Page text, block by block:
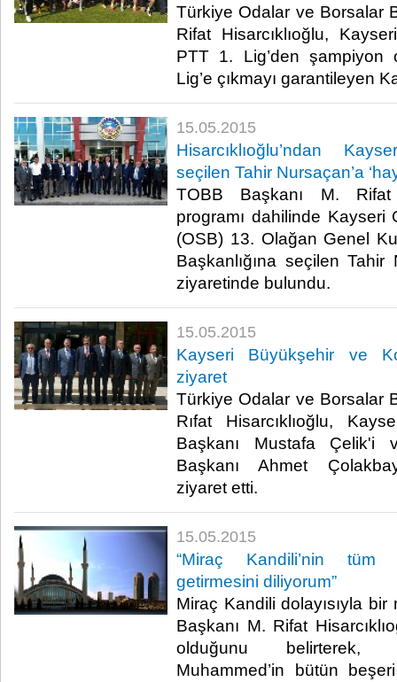
Türkiye Odalar ve Borsalar
Rifat Hisarcıklıoğlu,
PTT 1. Lig’den şampiyon
Lig’e çıkmayı garantileyen
15.05.2015
Hisarcıklıoğlu’ndan
seçilen Tahir Nursaçan’a
TOBB Başkanı M. Rifat
programı dahilinde
(OSB) 13. Olağan Genel
Başkanlığına seçilen Tahir
ziyaretinde bulundu.​
15.05.2015
Kayseri Büyükşehir ve
ziyaret
Türkiye Odalar ve Borsalar
Rıfat Hisarcıklıoğlu,
Başkanı Mustafa Çelik'i
Başkanı Ahmet
ziyaret etti.​
15.05.2015
“Miraç Kandili’nin tüm
getirmesini diliyorum”
Miraç Kandili dolayısıyla
Başkanı M. Rifat
olduğunu belirterek,
Muhammed’in bütün